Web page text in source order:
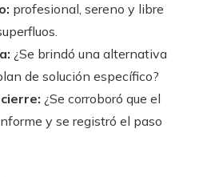
profesional, sereno y libre
¿Se brindó una alternativa
de solución específico?
¿Se corroboró que el
y se registró el paso